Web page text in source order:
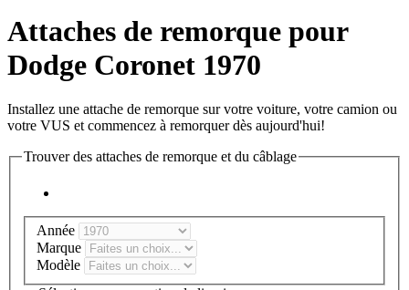
Attaches de remorque pour
Dodge Coronet 1970
Installez une attache de remorque sur votre voiture, votre camion ou
votre VUS et commencez à remorquer dès aujourd'hui!
Trouver des attaches de remorque et du câblage
Année
Marque
Modèle